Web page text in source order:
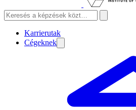
Karrierutak
Cégeknek